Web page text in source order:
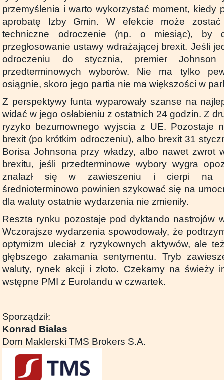
przemyślenia i warto wykorzystać moment, kiedy
aprobatę Izby Gmin. W efekcie może zostać
techniczne odroczenie (np. o miesiąc),
przegłosowanie ustawy wdrażającej brexit. Jeśli
odroczeniu do stycznia, premier
przedterminowych wyborów. Nie ma tylko
osiągnie, skoro jego partia nie ma większości w
Z perspektywy funta wyparowały szanse na
widać w jego osłabieniu z ostatnich 24 godzin. Z
ryzyko bezumownego wyjscia z UE. Pozostaje
brexit (po krótkim odroczeniu), albo brexit 31
Borisa Johnsona przy władzy, albo nawet zwrot
brexitu, jeśli przedterminowe wybory wygra
znalazł się w zawieszeniu i cierpi na
średnioterminowo powinien szykować się na
dla waluty ostatnie wydarzenia nie zmieniły.
Reszta rynku pozostaje pod dyktando nastrojów
Wczorajsze wydarzenia spowodowały, że
optymizm uleciał z ryzykownych aktywów, ale
głębszego załamania sentymentu. Tryb
waluty, rynek akcji i złoto. Czekamy na świeży
wstępne PMI z Eurolandu w czwartek.
Sporządził:
Konrad Białas
Dom Maklerski TMS Brokers S.A.